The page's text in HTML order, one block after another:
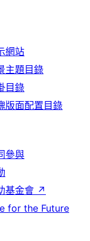
網站
主題目錄
目錄
版面配置目錄
參與
基金會 ↗
for the Future